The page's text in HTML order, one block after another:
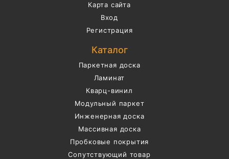
Карта сайта
Вход
Регистрация
Каталог
Паркетная доска
Ламинат
Кварц-винил
Модульный паркет
Инженерная доска
Массивная доска
Пробковые покрытия
Сопутствующий товар